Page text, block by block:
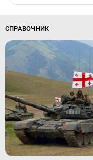
СПРАВОЧНИК